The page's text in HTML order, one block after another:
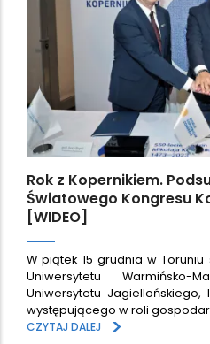
Rok z Kopernikiem.
Światowego Kongresu
[WIDEO]
W piątek 15 grudnia w
Uniwersytetu Warmińsko-
Uniwersytetu Jagiellońskiego,
występującego w roli
CZYTAJ DALEJ
>